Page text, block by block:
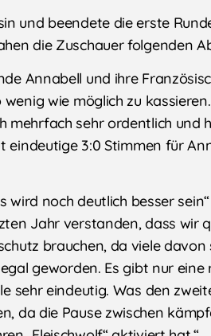
und beendete die erste
die Zuschauer folgenden
Annabell und ihre
wie möglich zu
mehrfach sehr ordentlich und
eindeutige 3:0 Stimmen für
wird noch deutlich besser
Jahr verstanden, dass wir
brauchen, da viele
geworden. Es gibt nur
sehr eindeutig. Was den
da die Pause zwischen